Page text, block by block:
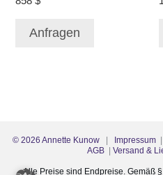
Anfragen
© 2026 Annette Kunow Impressum|
AGB
Versand &
Alle Preise sind Endpreise. Gemäß